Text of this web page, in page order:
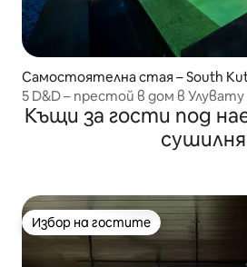
Самостоятелна стая – South
5 D&D – престой в дом в Улувату
Къщи за гости под
сушилня
Избор на гостите
Избор на гостите